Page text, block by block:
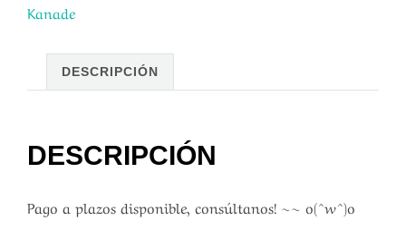
Kanade
DESCRIPCIÓN
DESCRIPCIÓN
Pago a plazos disponible, consúltanos! ~~ o(^w^)o